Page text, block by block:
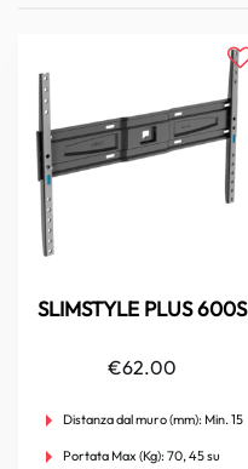
SLIMSTYLE PLUS 600S
€62.00
Distanza dal muro (mm): Min. 15
Portata Max (Kg): 70, 45 su